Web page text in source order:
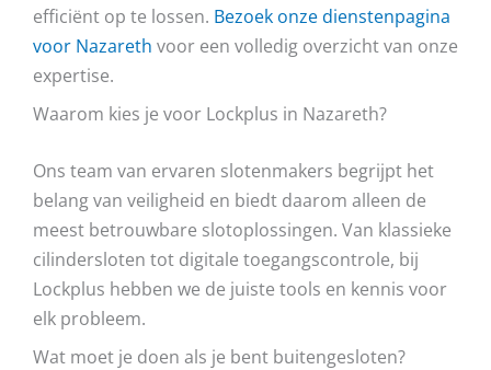
efficiënt op te lossen. Bezoek onze dienstenpagina
voor Nazareth voor een volledig overzicht van onze
expertise.
Waarom kies je voor Lockplus in Nazareth?
Ons team van ervaren slotenmakers begrijpt het
belang van veiligheid en biedt daarom alleen de
meest betrouwbare slotoplossingen. Van klassieke
cilindersloten tot digitale toegangscontrole, bij
Lockplus hebben we de juiste tools en kennis voor
elk probleem.
Wat moet je doen als je bent buitengesloten?